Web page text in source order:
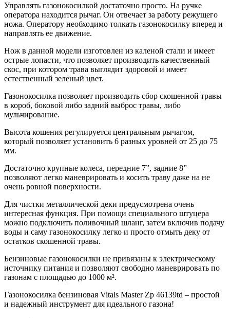
Управлять газонокосилкой достаточно просто. На ручке
оператора находится рычаг. Он отвечает за работу режущего
ножа. Оператору необходимо толкать газонокосилку вперед и
направлять ее движение.
Нож в данной модели изготовлен из каленой стали и имеет
острые лопасти, что позволяет производить качественный
скос, при котором трава выглядит здоровой и имеет
естественный зеленый цвет.
Газонокосилка позволяет производить сбор скошенной травы
в короб, боковой либо задний выброс травы, либо
мульчирование.
Высота кошения регулируется центральным рычагом,
который позволяет установить 6 разных уровней от 25 до 75
мм.
Достаточно крупные колеса, передние 7”, задние 8”
позволяют легко маневрировать и косить траву даже на не
очень ровной поверхности.
Для чистки металлической деки предусмотрена очень
интересная функция. При помощи специального штуцера
можно подключить поливочный шланг, затем включив подачу
воды и саму газонокосилку легко и просто отмыть деку от
остатков скошенной травы.
Бензиновые газонокосилки не привязаны к электрическому
источнику питания и позволяют свободно маневрировать по
газонам с площадью до 1000 м².
Газонокосилка бензиновая Vitals Master Zp 46139td – простой
и надежный инструмент для идеального газона!